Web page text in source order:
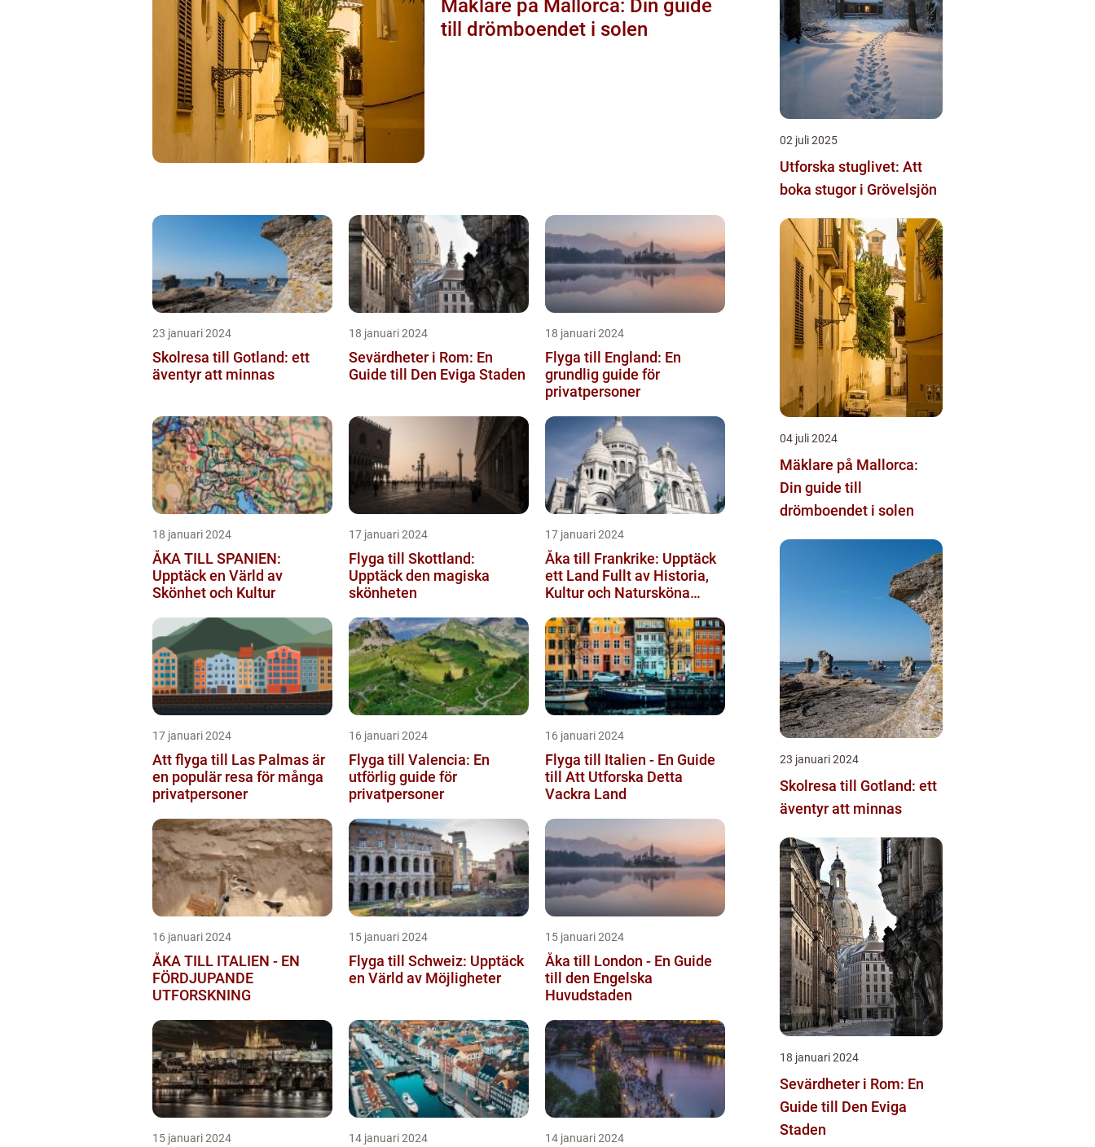
Mäklare på Mallorca: Din guide
till drömboendet i solen
23 januari 2024
Skolresa till Gotland: ett
äventyr att minnas
18 januari 2024
Sevärdheter i Rom: En
Guide till Den Eviga Staden
18 januari 2024
Flyga till England: En
grundlig guide för
privatpersoner
18 januari 2024
ÅKA TILL SPANIEN:
Upptäck en Värld av
Skönhet och Kultur
17 januari 2024
Flyga till Skottland:
Upptäck den magiska
skönheten
17 januari 2024
Åka till Frankrike: Upptäck
ett Land Fullt av Historia,
Kultur och Natursköna
17 januari 2024
Att flyga till Las Palmas är
en populär resa för många
privatpersoner
16 januari 2024
Flyga till Valencia: En
utförlig guide för
privatpersoner
16 januari 2024
Flyga till Italien - En Guide
till Att Utforska Detta
Vackra Land
16 januari 2024
ÅKA TILL ITALIEN - EN
FÖRDJUPANDE
UTFORSKNING
15 januari 2024
Flyga till Schweiz: Upptäck
en Värld av Möjligheter
15 januari 2024
Åka till London - En Guide
till den Engelska
Huvudstaden
15 januari 2024 14 januari 2024 14 januari 2024
02 juli 2025
Utforska stuglivet: Att
boka stugor i Grövelsjön
04 juli 2024
Mäklare på Mallorca:
Din guide till
drömboendet i solen
23 januari 2024
Skolresa till Gotland: ett
äventyr att minnas
18 januari 2024
Sevärdheter i Rom: En
Guide till Den Eviga
Staden